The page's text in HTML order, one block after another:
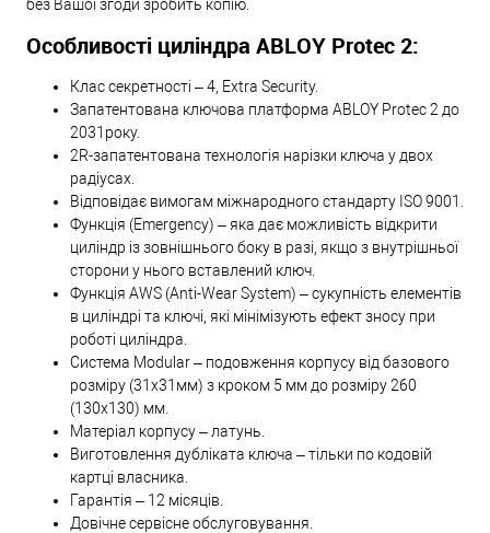
без Вашої згоди зробить копію.
Особливості циліндра ABLOY Protec 2:
Клас секретності – 4, Extra Security.
Запатентована ключова платформа ABLOY Protec 2 до
2031року.
2R-запатентована технологія нарізки ключа у двох
радіусах.
Відповідає вимогам міжнародного стандарту ISO 9001.
Функція (Emergency) – яка дає можливість відкрити
циліндр із зовнішнього боку в разі, якщо з внутрішньої
сторони у нього вставлений ключ.
Функція AWS (Anti-Wear System) – сукупність елементів
в циліндрі та ключі, які мінімізують ефект зносу при
роботі циліндра.
Система Modular – подовження корпусу від базового
розміру (31х31мм) з кроком 5 мм до розміру 260
(130х130) мм.
Матеріал корпусу – латунь.
Виготовлення дубліката ключа – тільки по кодовій
картці власника.
Гарантія – 12 місяців.
Довічне сервісне обслуговування.